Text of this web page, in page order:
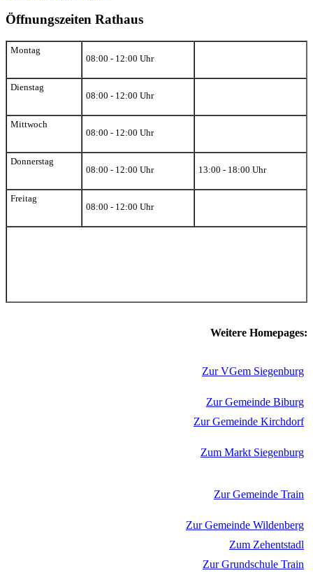
Öffnungszeiten Rathaus
Montag
08:00 - 12:00 Uhr
Dienstag
08:00 - 12:00 Uhr
Mittwoch
08:00 - 12:00 Uhr
Donnerstag
08:00 - 12:00 Uhr
13:00 - 18:00 Uhr
Freitag
08:00 - 12:00 Uhr
Weitere Homepages:
Zur VGem Siegenburg
Zur Gemeinde Biburg
Zur Gemeinde Kirchdorf
Zum Markt Siegenburg
Zur Gemeinde Train
Zur Gemeinde Wildenberg
Zum Zehentstadl
Zur Grundschule Train